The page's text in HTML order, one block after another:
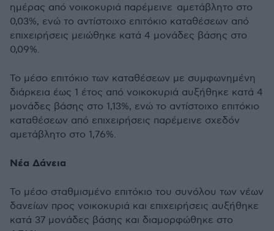
ημέρας από νοικοκυριά παρέμεινε αμετάβλητο στο
0,03%, ενώ το αντίστοιχο επιτόκιο καταθέσεων από
επιχειρήσεις μειώθηκε κατά 4 μονάδες βάσης στο
0,09%.
Το μέσο επιτόκιο των καταθέσεων με συμφωνημένη
διάρκεια έως 1 έτος από νοικοκυριά αυξήθηκε κατά 4
μονάδες βάσης στο 1,13%, ενώ το αντίστοιχο επιτόκιο
καταθέσεων από επιχειρήσεις παρέμεινε σχεδόν
αμετάβλητο στο 1,76%.
Νέα Δάνεια
Το μέσο σταθμισμένο επιτόκιο του συνόλου των νέων
δανείων προς νοικοκυριά και επιχειρήσεις αυξήθηκε
κατά 37 μονάδες βάσης και διαμορφώθηκε στο